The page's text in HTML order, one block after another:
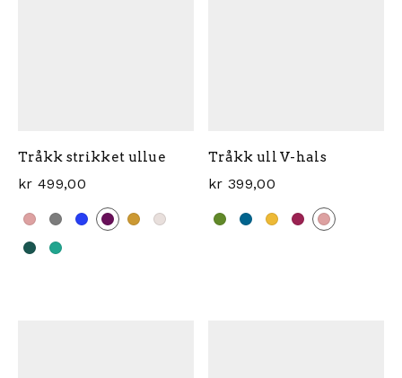
Tråkk strikket ullue
kr 499,00
Tråkk ull V-hals
kr 399,00